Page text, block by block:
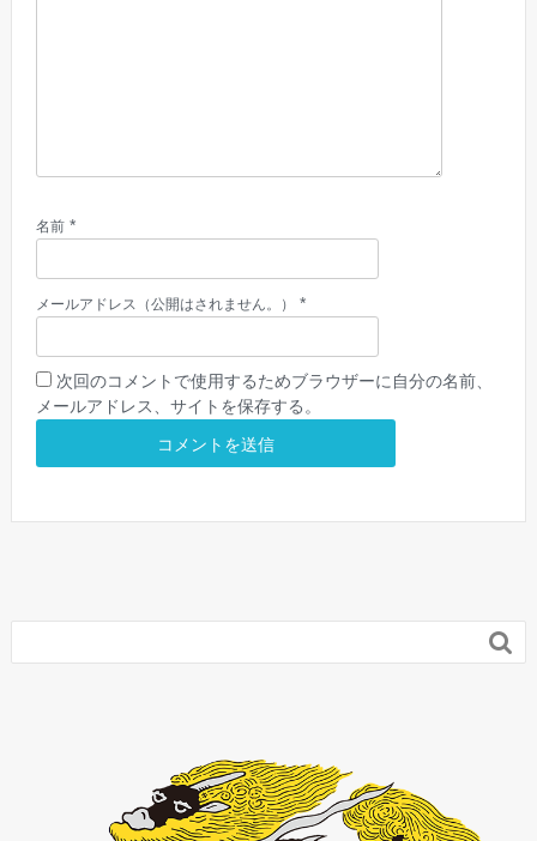
名前 *
メールアドレス（公開はされません。） *
次回のコメントで使用するためブラウザーに自分の名前、
メールアドレス、サイトを保存する。
